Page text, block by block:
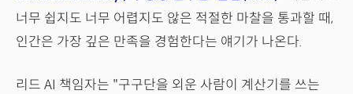
너무 쉽지도 너무 어렵지도 않은 적절한 마찰을 통과할 때,
인간은 가장 깊은 만족을 경험한다는 얘기가 나온다.
리드 AI 책임자는 "구구단을 외운 사람이 계산기를 쓰는